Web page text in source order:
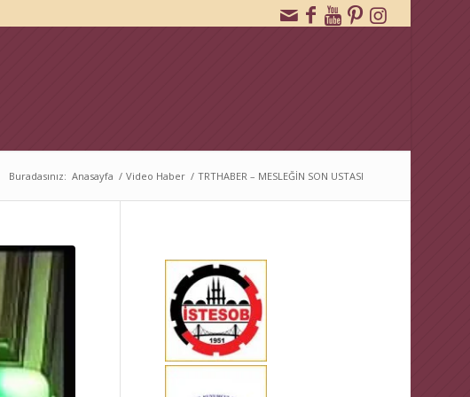
Buradasınız: Anasayfa / Video Haber / TRTHABER – MESLEĞİN SON USTASI